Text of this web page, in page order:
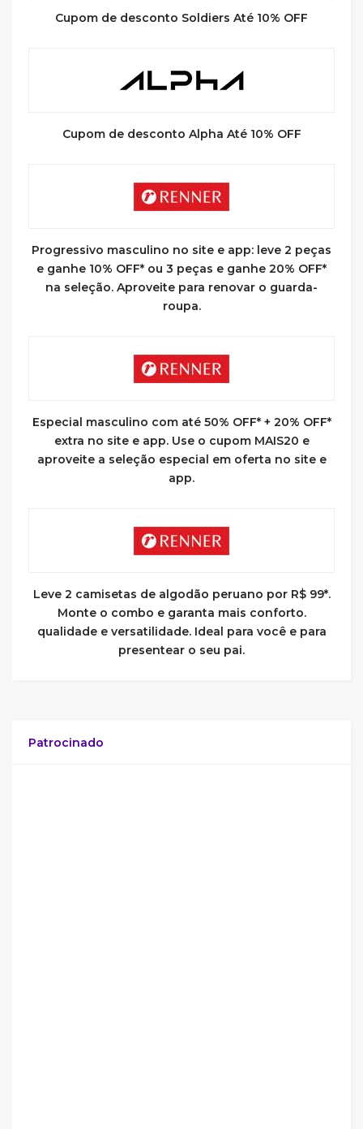
Cupom de desconto Soldiers Até 10% OFF
Cupom de desconto Alpha Até 10% OFF
Progressivo masculino no site e app: leve 2 peças
e ganhe 10% OFF* ou 3 peças e ganhe 20% OFF*
na seleção. Aproveite para renovar o guarda-
roupa.
Especial masculino com até 50% OFF* + 20% OFF*
extra no site e app. Use o cupom MAIS20 e
aproveite a seleção especial em oferta no site e
app.
Leve 2 camisetas de algodão peruano por R$ 99*.
Monte o combo e garanta mais conforto.
qualidade e versatilidade. Ideal para você e para
presentear o seu pai.
Patrocinado